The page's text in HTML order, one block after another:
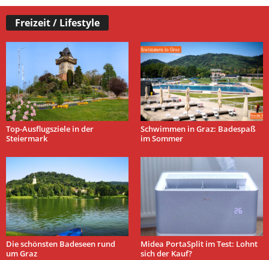
Freizeit / Lifestyle
Top-Ausflugsziele in der
Steiermark
Schwimmen in Graz: Badespaß
im Sommer
Die schönsten Badeseen rund
um Graz
Midea PortaSplit im Test: Lohnt
sich der Kauf?